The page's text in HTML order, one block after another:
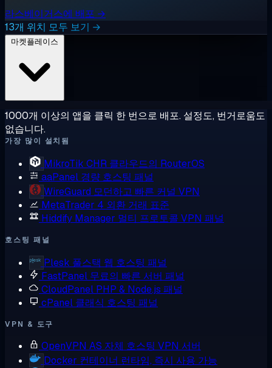
라스베이거스에 배포 →
13개 위치 모두 보기 →
1000개 이상의 앱을 클릭 한 번으로 배포. 설정도, 번거로움도
없습니다.
가장 많이 설치됨
MikroTik CHR 클라우드의 RouterOS
aaPanel 경량 호스팅 패널
WireGuard 모던하고 빠른 커널 VPN
MetaTrader 4 외환 거래 표준
Hiddify Manager 멀티 프로토콜 VPN 패널
호스팅 패널
Plesk 풀스택 웹 호스팅 패널
FastPanel 무료의 빠른 서버 패널
CloudPanel PHP & Node.js 패널
cPanel 클래식 호스팅 패널
VPN & 도구
OpenVPN AS 자체 호스팅 VPN 서버
Docker 컨테이너 런타임, 즉시 사용 가능